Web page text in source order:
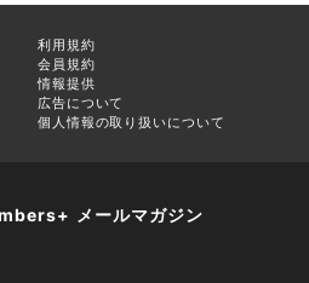
利用規約
会員規約
情報提供
広告について
個人情報の取り扱いについて
メールマガジン